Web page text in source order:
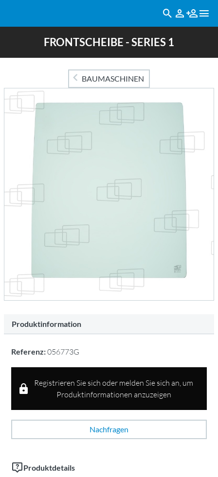
FRONTSCHEIBE - SERIES 1
BAUMASCHINEN
Produktinformation
Referenz:056773G
Registrieren Sie sich oder melden Sie sich an, um
Produktinformationen anzuzeigen
Nachfragen
Produktdetails